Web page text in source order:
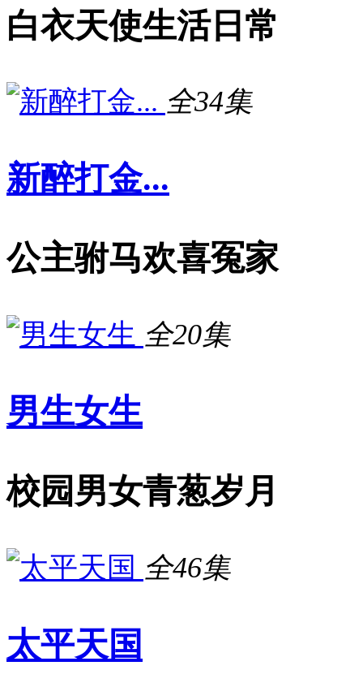
白衣天使生活日常
全34集
新醉打金...
公主驸马欢喜冤家
全20集
男生女生
校园男女青葱岁月
全46集
太平天国